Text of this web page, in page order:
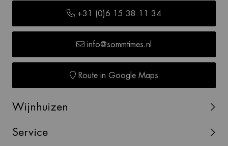
+31 (0)6 15 38 11 34
info@sommtimes.nl
Route in Google Maps
Wijnhuizen
Service